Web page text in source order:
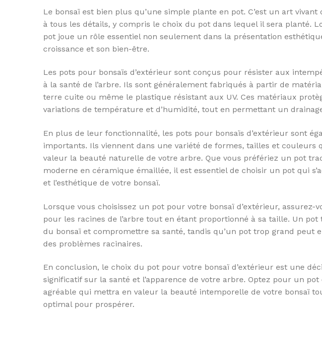
Le bonsaï est bien plus qu’une simple plante en pot. C’est un art
à tous les détails, y compris le choix du pot dans lequel il sera planté.
pot joue un rôle essentiel non seulement dans la présentation
croissance et son bien-être.
Les pots pour bonsaïs d’extérieur sont conçus pour résister aux
à la santé de l’arbre. Ils sont généralement fabriqués à partir de
terre cuite ou même le plastique résistant aux UV. Ces matériaux
variations de température et d’humidité, tout en permettant un
En plus de leur fonctionnalité, les pots pour bonsaïs d’extérieur sont
importants. Ils viennent dans une variété de formes, tailles et
valeur la beauté naturelle de votre arbre. Que vous préfériez un pot
moderne en céramique émaillée, il est essentiel de choisir un pot qui
et l’esthétique de votre bonsaï.
Lorsque vous choisissez un pot pour votre bonsaï d’extérieur, assurez-
pour les racines de l’arbre tout en étant proportionné à sa taille. Un
du bonsaï et compromettre sa santé, tandis qu’un pot trop grand peut
des problèmes racinaires.
En conclusion, le choix du pot pour votre bonsaï d’extérieur est une
significatif sur la santé et l’apparence de votre arbre. Optez pour un
agréable qui mettra en valeur la beauté intemporelle de votre bonsaï
optimal pour prospérer.